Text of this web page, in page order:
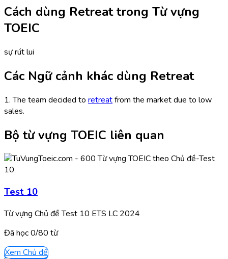
Cách dùng Retreat trong Từ vựng
TOEIC
sự rút lui
Các Ngữ cảnh khác dùng Retreat
1. The team decided to retreatfrom the market due to low
sales.
Bộ từ vựng TOEIC liên quan
Test 10
Từ vựng Chủ đề Test 10 ETS LC 2024
Đã học0/80 từ
Xem Chủ đề